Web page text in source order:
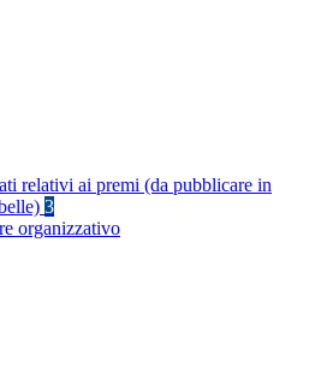
relativi ai premi (da pubblicare in
3
organizzativo